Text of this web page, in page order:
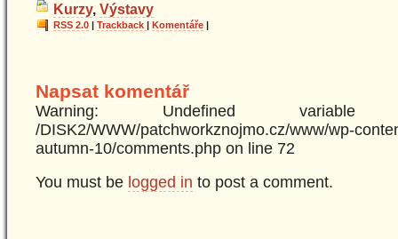
Kurzy, Výstavy
RSS 2.0 Trackback Komentáře
Napsat komentář
Warning: Undefined
/DISK2/WWW/patchworkznojmo.cz/www/wp-
autumn-10/comments.php on line 72
You must be logged in to post a comment.